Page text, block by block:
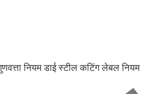
नियम डाई स्टील कटिंग लेबल नियम